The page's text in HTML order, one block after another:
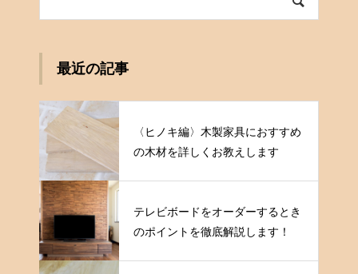
最近の記事
〈ヒノキ編〉木製家具におすすめ
の木材を詳しくお教えします
テレビボードをオーダーするとき
のポイントを徹底解説します！